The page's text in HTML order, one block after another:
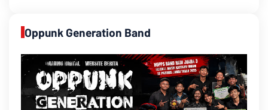
Oppunk Generation Band